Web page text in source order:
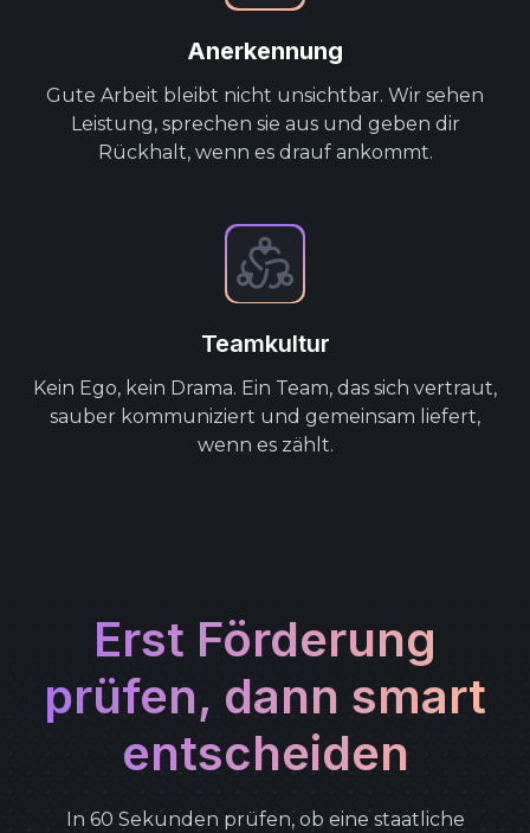
Anerkennung
Gute Arbeit bleibt nicht unsichtbar. Wir sehen
Leistung, sprechen sie aus und geben dir
Rückhalt, wenn es drauf ankommt.
Teamkultur
Kein Ego, kein Drama. Ein Team, das sich vertraut,
sauber kommuniziert und gemeinsam liefert,
wenn es zählt.
Erst Förderung
prüfen, dann smart
entscheiden
In 60 Sekunden prüfen, ob eine staatliche